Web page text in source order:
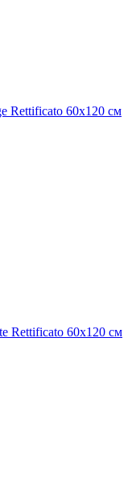
Rettificato 60x120 см
Rettificato 60x120 см